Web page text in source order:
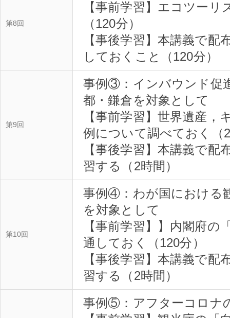
第8回
【事前学習】エコツー
（120分）
【事後学習】本講義で
しておくこと（120分）
第9回
事例③：インバウンド促
都・鎌倉を対象として
【事前学習】世界遺産
例について調べておく（
【事後学習】本講義で
習する（2時間）
第10回
事例④：わが国における
を対象として
【事前学習】】内閣府の
通しておく（120分）
【事後学習】本講義で
習する（2時間）
事例⑤：アフターコロナ